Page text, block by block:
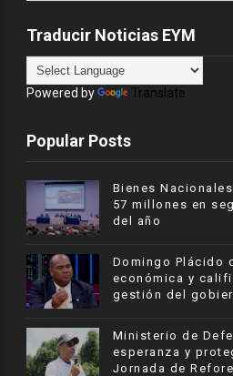
Traducir Noticias EYM
Powered by Translate
Popular Posts
Bienes
57 millones en
del año
​Domingo Plácido
económica y
gestión del
Ministerio de
esperanza y
Jornada de